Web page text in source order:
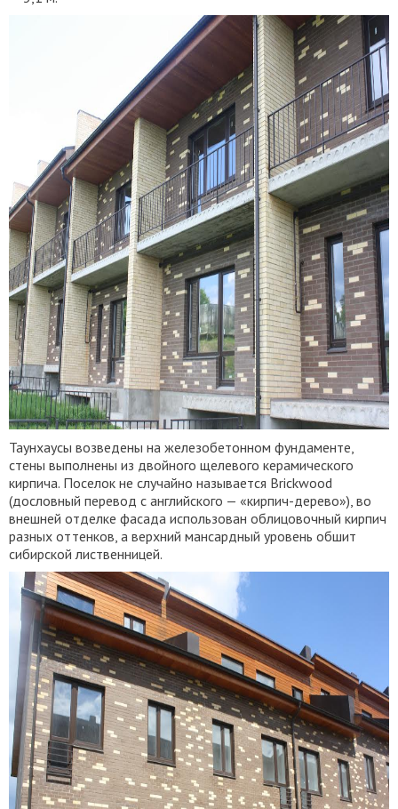
Таунхаусы возведены на железобетонном фундаменте,
стены выполнены из двойного щелевого керамического
кирпича. Поселок не случайно называется Brickwood
(дословный перевод с английского — «кирпич-дерево»), во
внешней отделке фасада использован облицовочный кирпич
разных оттенков, а верхний мансардный уровень обшит
сибирской лиственницей.